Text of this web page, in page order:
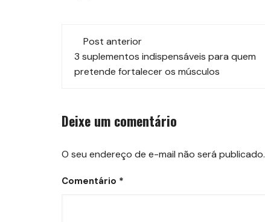
Navegação
de
Post anterior
3 suplementos indispensáveis para quem
pretende fortalecer os músculos
Deixe um comentário
O seu endereço de e-mail não será publicado.
Comentário *